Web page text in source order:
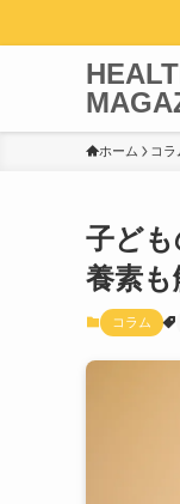
ホーム コラ
子ど
養素も
コラム